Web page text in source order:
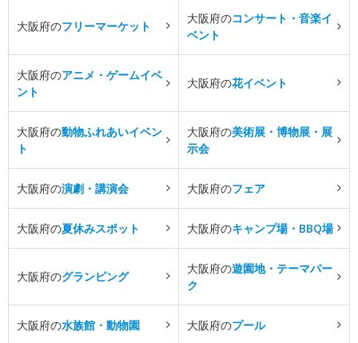
大阪府のフリーマーケット
大阪府のコンサート・音楽イ
ベント
大阪府のアニメ・ゲームイベ
ント
大阪府の花イベント
大阪府の動物ふれあいイベン
ト
大阪府の美術展・博物展・展
示会
大阪府の演劇・講演会 大阪府のフェア
大阪府の夏休みスポット 大阪府のキャンプ場・BBQ場
大阪府のグランピング
大阪府の遊園地・テーマパー
ク
大阪府の水族館・動物園 大阪府のプール